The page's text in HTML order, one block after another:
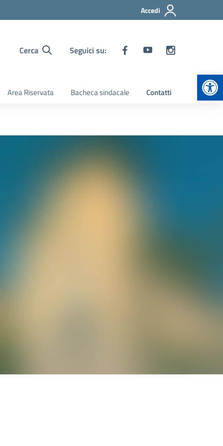
Accedi
Cerca Seguici su:
Area Riservata Bacheca sindacale Contatti